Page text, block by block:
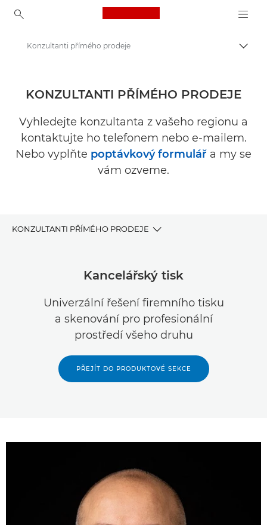
Canon Logo, back to
Řešení a služby
Konzultanti přímého prodeje
KONZULTANTI PŘÍMÉHO PRODEJE
Vyhledejte konzultanta z vašeho regionu a
kontaktujte ho telefonem nebo e-mailem.
Nebo vyplňte poptávkový formulář a my se
vám ozveme.
KONZULTANTI PŘÍMÉHO PRODEJE
Velkoformátový tisk
Kancelářský tisk
Univerzální řešení firemního tisku
a skenování pro profesionální
prostředí všeho druhu
PŘEJÍT DO PRODUKTOVÉ SEKCE